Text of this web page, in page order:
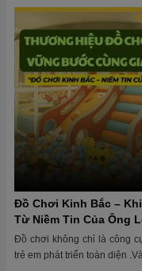
Đồ Chơi Kinh Bắc –
Từ Niềm Tin Của Ông
Đồ chơi không chỉ là công
trẻ em phát triển toàn diện